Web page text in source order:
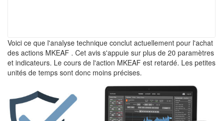
Voici ce que l'analyse technique conclut actuellement pour l'achat
des actions MKEAF . Cet avis s'appuie sur plus de 20 paramètres
et indicateurs. Le cours de l'action MKEAF est retardé. Les petites
unités de temps sont donc moins précises.